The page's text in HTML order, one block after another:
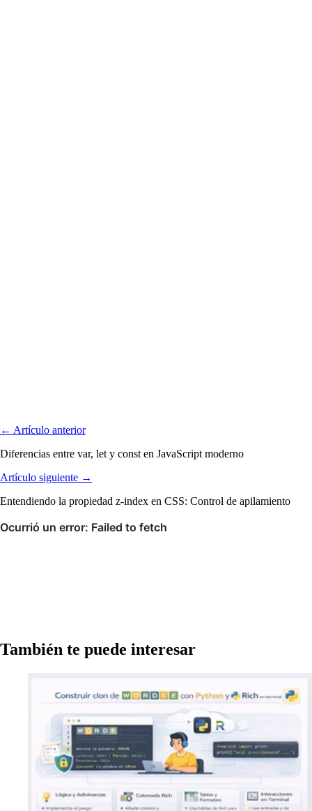
← Artículo anterior
Diferencias entre var, let y const en JavaScript moderno
Artículo siguiente →
Entendiendo la propiedad z-index en CSS: Control de apilamiento
También te puede interesar